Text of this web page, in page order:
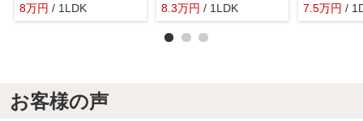
8万円 / 1LDK
8.3万円 / 1LDK 7.5万円 /
お客様の声